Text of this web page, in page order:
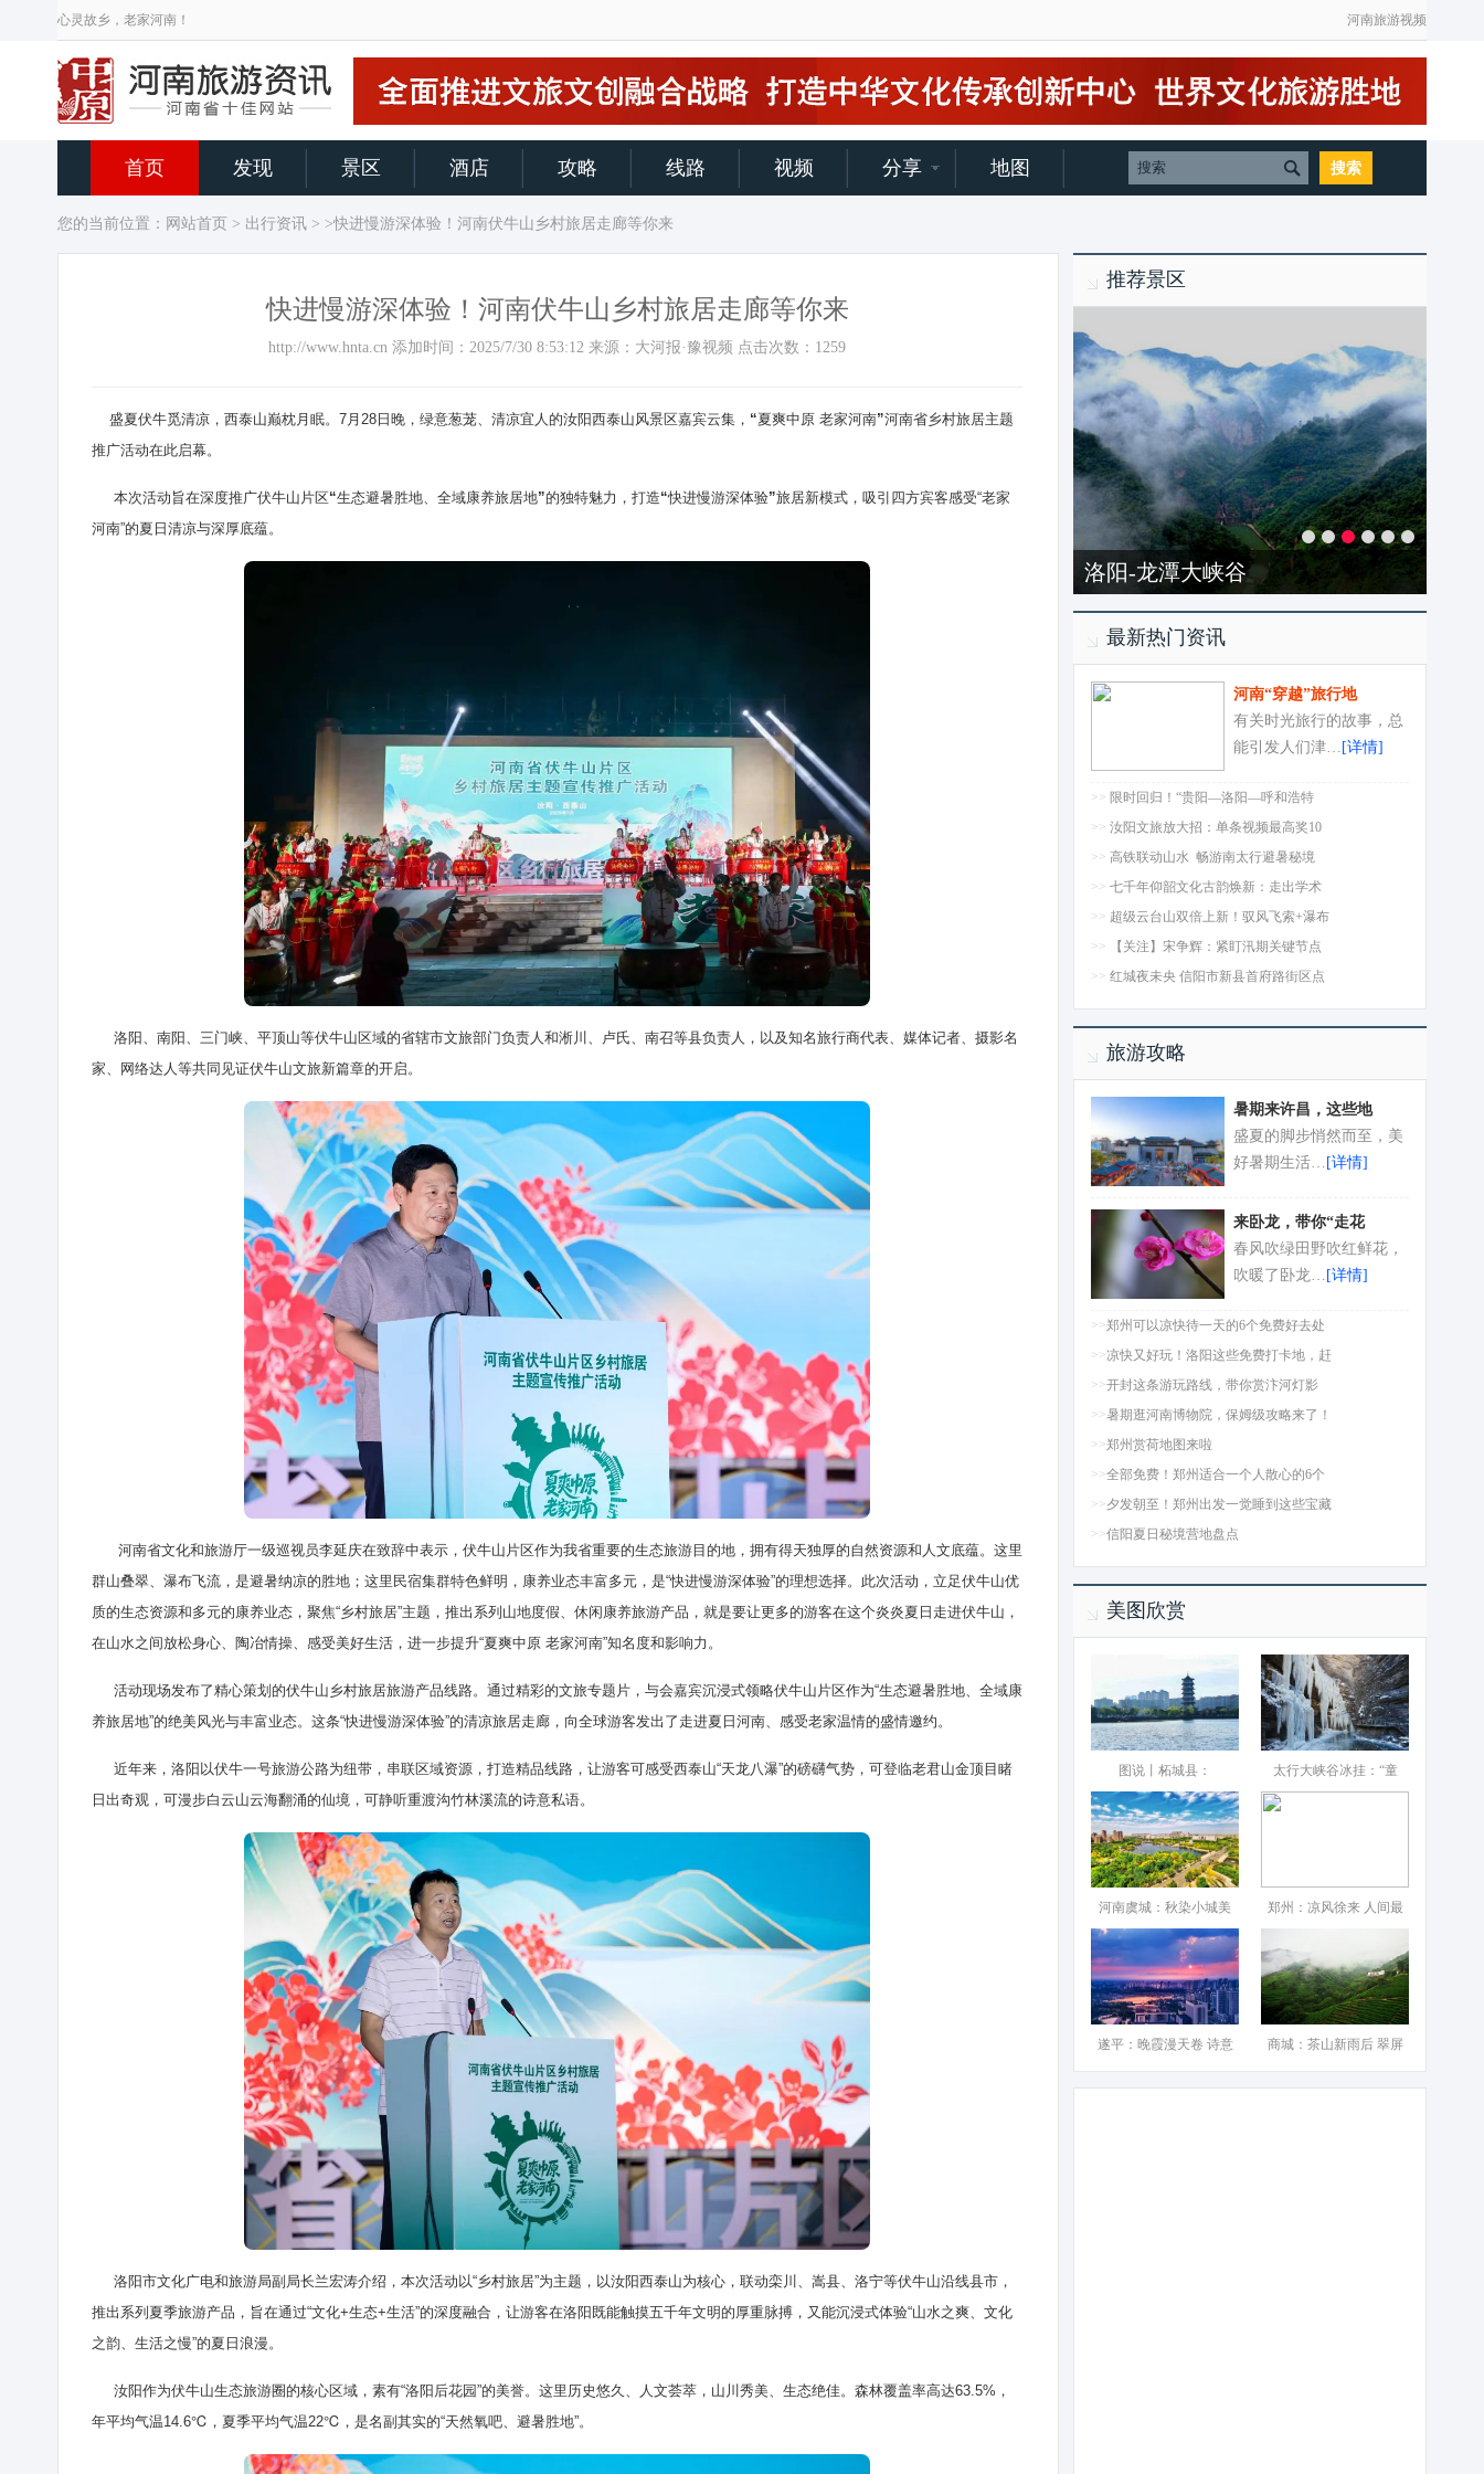
心灵故乡，老家河南！ 河南旅游视频
首页 发现 景区 酒店 攻略 线路 视频 分享 地图
您的当前位置： 网站首页 > 出行资讯 > >快进慢游深体验！河南伏牛山乡村旅居走廊等你来
快进慢游深体验！河南伏牛山乡村旅居走廊等你来
http://www.hnta.cn 添加时间：2025/7/30 8:53:12 来源：大河报·豫视频 点击次数： 1259
盛夏伏牛觅清凉，西泰山巅枕月眠。7月28日晚，绿意葱茏、清凉宜人的汝阳西泰山风景区嘉宾云集， “夏爽中原 老家河南”河南省乡村旅居主题
推广活动在此启幕。
本次活动旨在深度推广伏牛山片区“生态避暑胜地、全域康养旅居地”的独特魅力，打造“快进慢游深体验”旅居新模式，吸引四方宾客感受“老家
河南”的夏日清凉与深厚底蕴。
洛阳、南阳、三门峡、平顶山等伏牛山区域的省辖市文旅部门负责人和淅川、卢氏、南召等县负责人，以及知名旅行商代表、媒体记者、摄影名
家、网络达人等共同见证伏牛山文旅新篇章的开启。
河南省文化和旅游厅一级巡视员李延庆在致辞中表示，伏牛山片区作为我省重要的生态旅游目的地，拥有得天独厚的自然资源和人文底蕴。这里
群山叠翠、瀑布飞流，是避暑纳凉的胜地；这里民宿集群特色鲜明，康养业态丰富多元，是“快进慢游深体验”的理想选择。此次活动，立足伏牛山优
质的生态资源和多元的康养业态，聚焦“乡村旅居”主题，推出系列山地度假、休闲康养旅游产品，就是要让更多的游客在这个炎炎夏日走进伏牛山，
在山水之间放松身心、陶冶情操、感受美好生活，进一步提升“夏爽中原 老家河南”知名度和影响力。
活动现场发布了精心策划的伏牛山乡村旅居旅游产品线路。通过精彩的文旅专题片，与会嘉宾沉浸式领略伏牛山片区作为“生态避暑胜地、全域康
养旅居地”的绝美风光与丰富业态。这条“快进慢游深体验”的清凉旅居走廊，向全球游客发出了走进夏日河南、感受老家温情的盛情邀约。
近年来，洛阳以伏牛一号旅游公路为纽带，串联区域资源，打造精品线路，让游客可感受西泰山“天龙八瀑”的磅礴气势，可登临老君山金顶目睹
日出奇观，可漫步白云山云海翻涌的仙境，可静听重渡沟竹林溪流的诗意私语。
洛阳市文化广电和旅游局副局长兰宏涛介绍，本次活动以“乡村旅居”为主题，以汝阳西泰山为核心，联动栾川、嵩县、洛宁等伏牛山沿线县市，
推出系列夏季旅游产品，旨在通过“文化+生态+生活”的深度融合，让游客在洛阳既能触摸五千年文明的厚重脉搏，又能沉浸式体验“山水之爽、文化
之韵、生活之慢”的夏日浪漫。
汝阳作为伏牛山生态旅游圈的核心区域，素有“洛阳后花园”的美誉。这里历史悠久、人文荟萃，山川秀美、生态绝佳。森林覆盖率高达63.5%，
年平均气温14.6℃，夏季平均气温22℃，是名副其实的“天然氧吧、避暑胜地”。
推荐景区
洛阳-龙潭大峡谷
最新热门资讯
河南“穿越”旅行地
有关时光旅行的故事，总
能引发人们津… [详情]
>> 限时回归！“贵阳—洛阳—呼和浩特
>> 汝阳文旅放大招：单条视频最高奖10
>> 高铁联动山水 畅游南太行避暑秘境
>> 七千年仰韶文化古韵焕新：走出学术
>> 超级云台山双倍上新！驭风飞索+瀑布
>>
【关注】宋争辉：紧盯汛期关键节点
>> 红城夜未央 信阳市新县首府路街区点
旅游攻略
暑期来许昌，这些地
盛夏的脚步悄然而至，美
好暑期生活… [详情]
来卧龙，带你“走花
春风吹绿田野吹红鲜花，
吹暖了卧龙… [详情]
>>郑州可以凉快待一天的6个免费好去处
>>凉快又好玩！洛阳这些免费打卡地，赶
>>开封这条游玩路线，带你赏汴河灯影
>>暑期逛河南博物院，保姆级攻略来了！
>>郑州赏荷地图来啦
>>全部免费！郑州适合一个人散心的6个
>>夕发朝至！郑州出发一觉睡到这些宝藏
>>信阳夏日秘境营地盘点
美图欣赏
图说丨柘城县：‌ 太行大峡谷冰挂：“童
河南虞城：秋染小城美 郑州：凉风徐来 人间最
遂平：晚霞漫天卷 诗意 商城：茶山新雨后 翠屏